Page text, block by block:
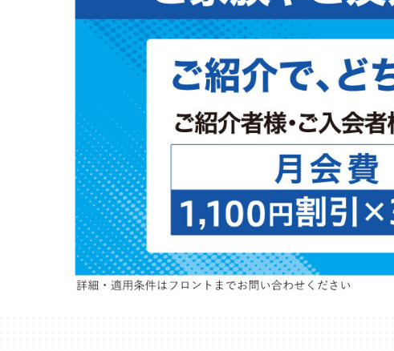
上尾
（上尾市）
浦和
（さいたま市浦和区）
千葉
蘇我
（千葉市中央区）
大阪
鳳
（堺市西区）
八尾
（八尾市）